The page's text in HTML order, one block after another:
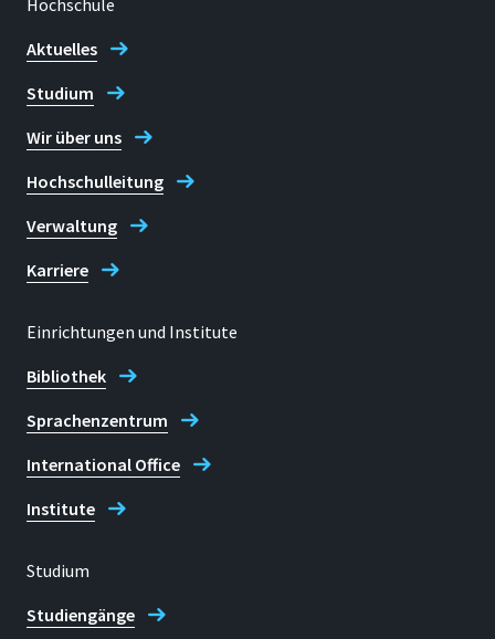
Hochschule
Aktuelles
Studium
Wir über uns
Hochschulleitung
Verwaltung
Karriere
Einrichtungen und Institute
Bibliothek
Sprachenzentrum
International Office
Institute
Studium
Studiengänge